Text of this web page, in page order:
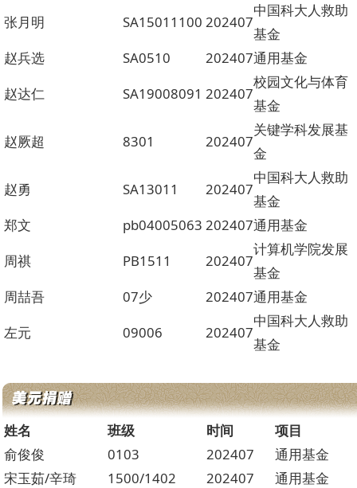
张月明
SA15011100 202407
中国科大人救助
基金
赵兵选
SA0510 202407通用基金
赵达仁
SA19008091 202407
校园文化与体育
基金
赵厥超
8301 202407
关键学科发展基
金
赵勇
SA13011 202407
中国科大人救助
基金
郑文
pb04005063 202407通用基金
周祺
PB1511 202407
计算机学院发展
基金
周喆吾
07少 202407通用基金
左元
09006 202407
中国科大人救助
基金
姓名 班级 时间
项目
俞俊俊
0103 202407
通用基金
宋玉茹/辛琦
1500/1402 202407 通用基金